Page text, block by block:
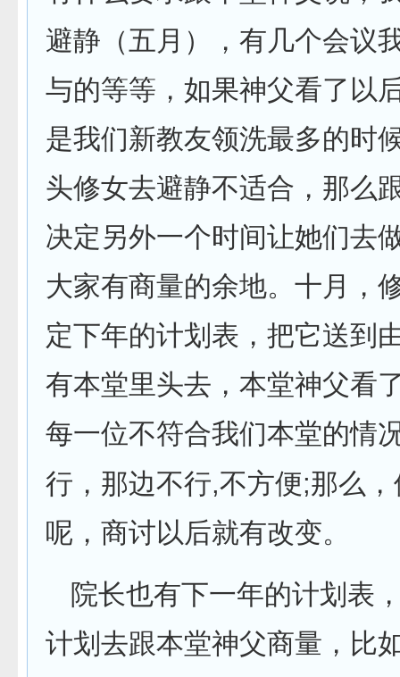
避静（五月），有几个会议
与的等等，如果神父看了以
是我们新教友领洗最多的时
头修女去避静不适合，那么
决定另外一个时间让她们去
大家有商量的余地。十月，
定下年的计划表，把它送到
有本堂里头去，本堂神父看
每一位不符合我们本堂的情
行，那边不行,不方便;那么
呢，商讨以后就有改变。
院长也有下一年的计划表
计划去跟本堂神父商量，比